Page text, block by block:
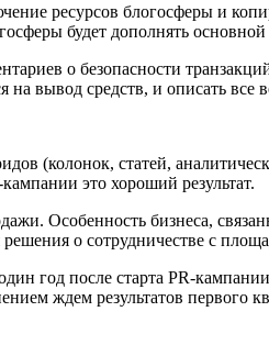
ресурсов блогосферы и
будет дополнять
о безопасности
на вывод средств, и описать
(колонок, статей,
это хороший результат.
Особенность бизнеса,
о сотрудничестве с
год после старта PR-
ждем результатов первого